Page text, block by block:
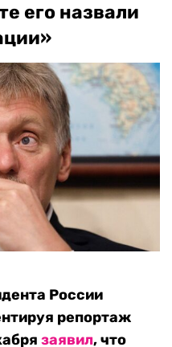
его назвали
России
репортаж
заявил, что